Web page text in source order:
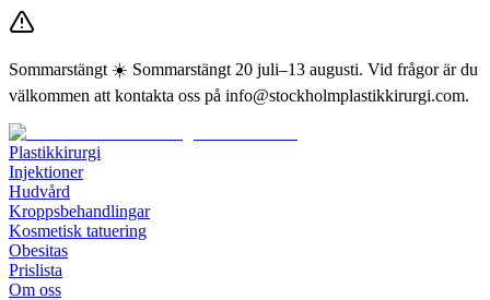
Sommarstängt ☀️ Sommarstängt 20 juli–13 augusti. Vid frågor är du
välkommen att kontakta oss på info@stockholmplastikkirurgi.com.
Plastikkirurgi
Injektioner
Hudvård
Kroppsbehandlingar
Kosmetisk tatuering
Obesitas
Prislista
Om oss